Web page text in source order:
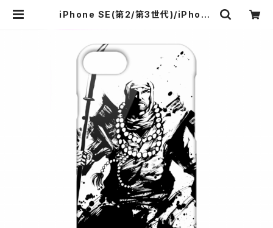
iPhone SE(第2/第3世代)/iPhone
ズ | 墨絵 SHOP